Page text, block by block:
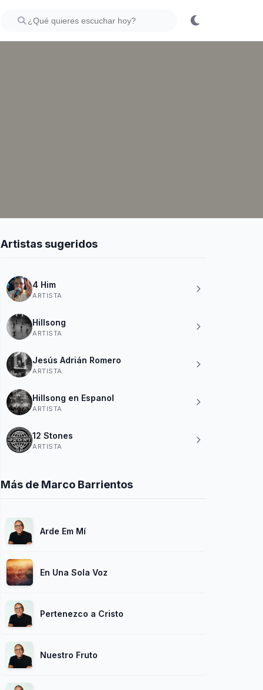
Artistas sugeridos
4 Him
ARTISTA
Hillsong
ARTISTA
Jesús Adrián Romero
ARTISTA
Hillsong en Espanol
ARTISTA
12 Stones
ARTISTA
Más de Marco Barrientos
Arde Em Mí
En Una Sola Voz
Pertenezco a Cristo
Nuestro Fruto